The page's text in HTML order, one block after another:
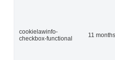
cookielawinfo-
checkbox-functional
11 months